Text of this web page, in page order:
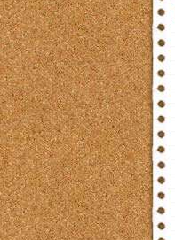
Вьетнамский
Тайский
Румынский
Норвежский
Сербский
РКИ
ЧАВО